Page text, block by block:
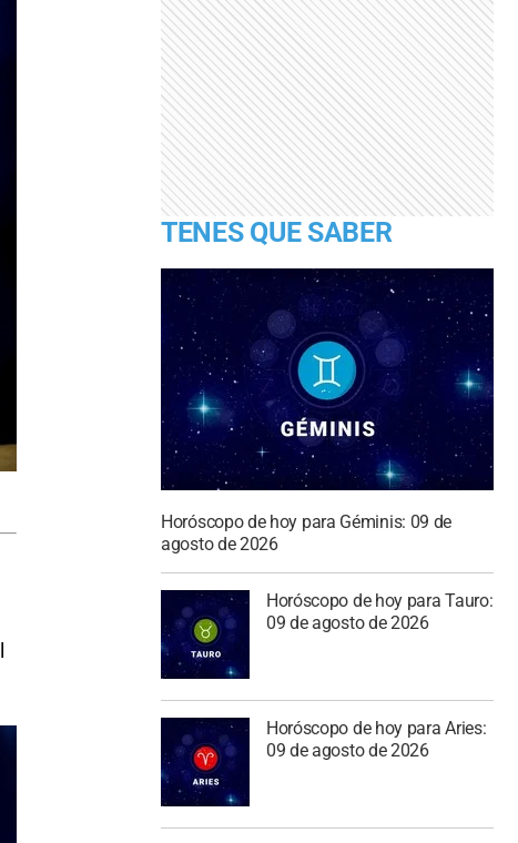
TENES QUE SABER
Horóscopo de hoy para Géminis: 09 de
agosto de 2026
Horóscopo de hoy para Tauro:
09 de agosto de 2026
Horóscopo de hoy para Aries:
09 de agosto de 2026